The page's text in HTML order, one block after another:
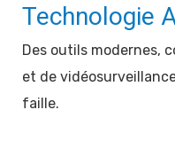
Technologie
Des outils modernes,
et de
faille.